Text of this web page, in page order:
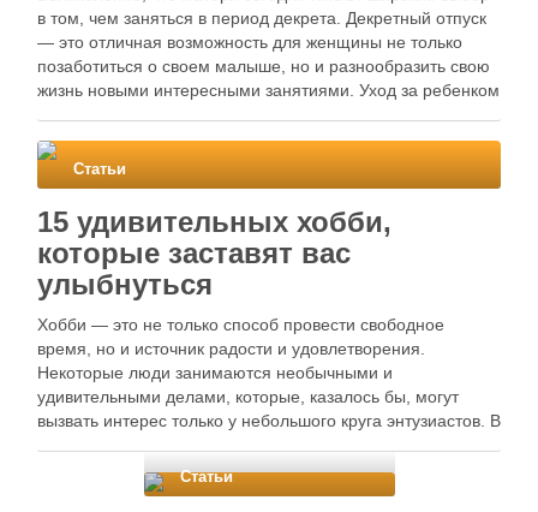
в том, чем заняться в период декрета. Декретный отпуск
— это отличная возможность для женщины не только
позаботиться о своем малыше, но и разнообразить свою
жизнь новыми интересными занятиями. Уход за ребенком
конечно же, …
Статьи
15 удивительных хобби,
которые заставят вас
улыбнуться
Хобби — это не только способ провести свободное
время, но и источник радости и удовлетворения.
Некоторые люди занимаются необычными и
удивительными делами, которые, казалось бы, могут
вызвать интерес только у небольшого круга энтузиастов. В
которые могут заставить вас улыбнуться и, возможно,
даже вдохновить …
Статьи